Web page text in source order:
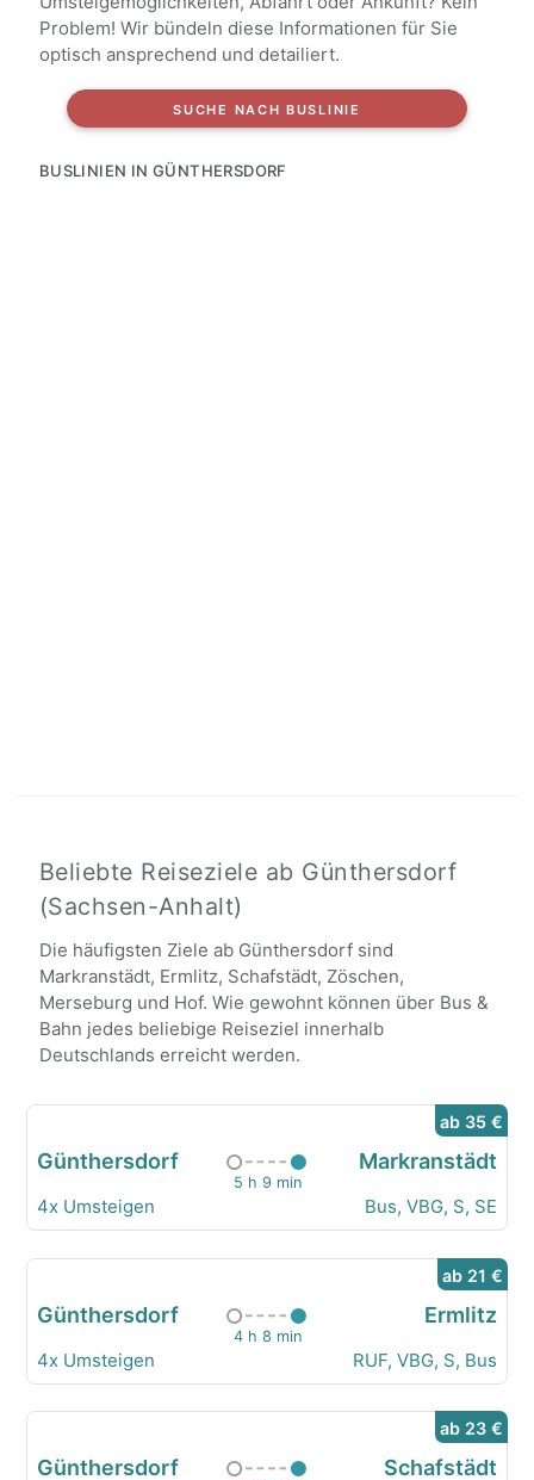
Problem! Wir bündeln diese Informationen für Sie
optisch ansprechend und detailiert.
SUCHE NACH BUSLINIE
BUSLINIEN IN GÜNTHERSDORF
Beliebte Reiseziele ab Günthersdorf
(Sachsen-Anhalt)
Die häufigsten Ziele ab Günthersdorf sind
Markranstädt, Ermlitz, Schafstädt, Zöschen,
Merseburg und Hof. Wie gewohnt können über Bus &
Bahn jedes beliebige Reiseziel innerhalb
Deutschlands erreicht werden.
ab 35 €
Günthersdorf
5 h 9 min
Markranstädt
4x Umsteigen Bus, VBG, S, SE
ab 21 €
Günthersdorf
4 h 8 min
Ermlitz
4x Umsteigen RUF, VBG, S, Bus
ab 23 €
Günthersdorf Schafstädt